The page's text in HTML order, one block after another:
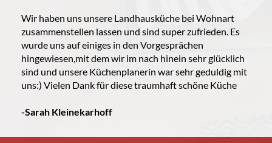
Wir haben uns unsere Landhausküche bei Wohnart
zusammenstellen lassen und sind super zufrieden. Es
wurde uns auf einiges in den Vorgesprächen
hingewiesen,mit dem wir im nach hinein sehr glücklich
sind und unsere Küchenplanerin war sehr geduldig mit
uns:) Vielen Dank für diese traumhaft schöne Küche
-Sarah Kleinekarhoff